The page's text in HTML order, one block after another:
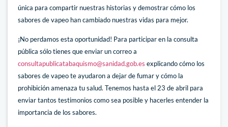
única para compartir nuestras historias y demostrar cómo los
sabores de vapeo han cambiado nuestras vidas para mejor.
¡No perdamos esta oportunidad! Para participar en la consulta
pública sólo tienes que enviar un correo a
consultapublicatabaquismo@sanidad.gob.es explicando cómo los
sabores de vapeo te ayudaron a dejar de fumar y cómo la
prohibición amenaza tu salud. Tenemos hasta el 23 de abril para
enviar tantos testimonios como sea posible y hacerles entender la
importancia de los sabores.